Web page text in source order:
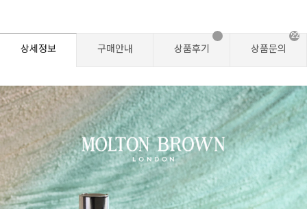
상세정보 구매안내 상품후기 상품문의
22